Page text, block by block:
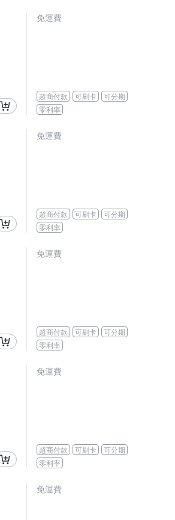
免運費
超商付款 可刷卡
可分期
零利率
免運費
超商付款 可刷卡
可分期
零利率
免運費
超商付款 可刷卡
可分期
零利率
免運費
超商付款 可刷卡
可分期
零利率
免運費